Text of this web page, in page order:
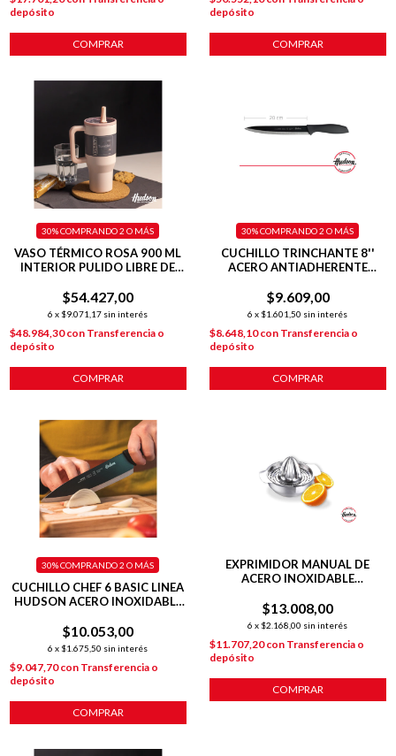
depósito
COMPRAR
depósito
COMPRAR
VASO TÉRMICO ROSA 900 ML
INTERIOR PULIDO LIBRE DE
$54.427,00
6 x $9.071,17 sin interés
30%COMPRANDO 2 O MÁS
$48.984,30con Transferencia o
depósito
COMPRAR
CUCHILLO TRINCHANTE 8''
ACERO ANTIADHERENTE
$9.609,00
6 x $1.601,50 sin interés
30%COMPRANDO 2 O MÁS
$8.648,10con Transferencia o
depósito
COMPRAR
CUCHILLO CHEF 6 BASIC LINEA
HUDSON ACERO INOXIDABLE
$10.053,00
6 x $1.675,50 sin interés
30%COMPRANDO 2 O MÁS
$9.047,70con Transferencia o
depósito
COMPRAR
EXPRIMIDOR MANUAL DE
ACERO INOXIDABLE
$13.008,00
6 x $2.168,00 sin interés
$11.707,20con Transferencia o
depósito
COMPRAR